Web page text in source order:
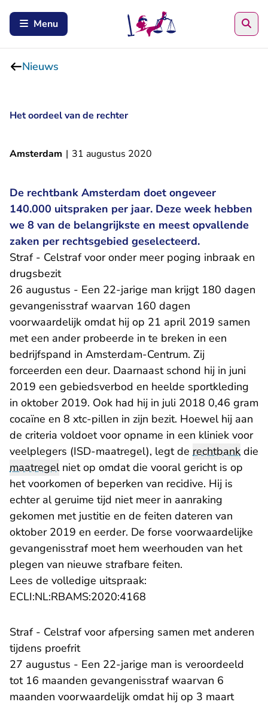
Menu
Nieuws
Het oordeel van de rechter
Amsterdam | 31 augustus 2020
De rechtbank Amsterdam doet ongeveer
140.000 uitspraken per jaar. Deze week hebben
we 8 van de belangrijkste en meest opvallende
zaken per rechtsgebied geselecteerd.
Straf - Celstraf voor onder meer poging inbraak en
drugsbezit
26 augustus - Een 22-jarige man krijgt 180 dagen
gevangenisstraf waarvan 160 dagen
voorwaardelijk omdat hij op 21 april 2019 samen
met een ander probeerde in te breken in een
bedrijfspand in Amsterdam-Centrum. Zij
forceerden een deur. Daarnaast schond hij in juni
2019 een gebiedsverbod en heelde sportkleding
in oktober 2019. Ook had hij in juli 2018 0,46 gram
cocaïne en 8 xtc-pillen in zijn bezit. Hoewel hij aan
de criteria voldoet voor opname in een kliniek voor
veelplegers (ISD-maatregel), legt de rechtbank die
maatregelniet op omdat die vooral gericht is op
het voorkomen of beperken van recidive. Hij is
echter al geruime tijd niet meer in aanraking
gekomen met justitie en de feiten dateren van
oktober 2019 en eerder. De forse voorwaardelijke
gevangenisstraf moet hem weerhouden van het
plegen van nieuwe strafbare feiten.
Lees de volledige uitspraak:
ECLI:NL:RBAMS:2020:4168
Straf - Celstraf voor afpersing samen met anderen
tijdens proefrit
27 augustus - Een 22-jarige man is veroordeeld
tot 16 maanden gevangenisstraf waarvan 6
maanden voorwaardelijk omdat hij op 3 maart